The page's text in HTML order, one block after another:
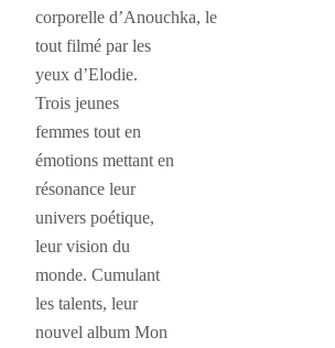
corporelle d’Anouchka, le
tout filmé par les
yeux d’Elodie.
Trois jeunes
femmes tout en
émotions mettant en
résonance leur
univers poétique,
leur vision du
monde. Cumulant
les talents, leur
nouvel album Mon